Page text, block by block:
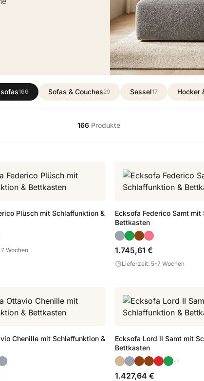
166 Sofas & Couches29 Sessel17 Hocker
166Produkte
Plüsch mit Schlaffunktion &
Wochen
Ecksofa Federico Samt
Bettkasten
1.745,61 €
Lieferzeit: 5-7 Wochen
Chenille mit Schlaffunktion &
Ecksofa Lord II Samt mit
Bettkasten
+1
1.427,64 €